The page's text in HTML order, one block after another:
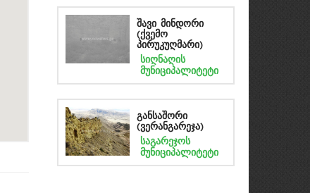
შავი მინდორი
(ქვემო
პირუკუღმარი)
სიღნაღის
მუნიციპალიტეტი
განსაშორი
(ვერანგარეჯა)
საგარეჯოს
მუნიციპალიტეტი